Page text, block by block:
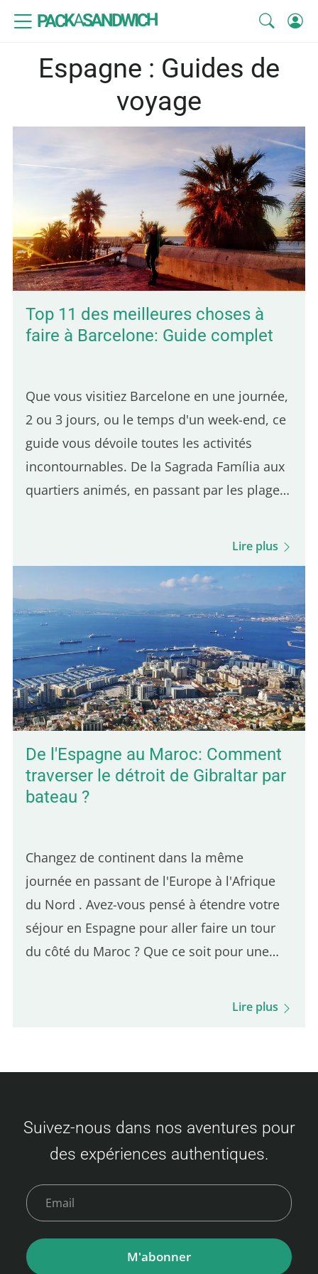
PACKASANDWICH
Espagne : Guides de
voyage
Top 11 des meilleures choses à
faire à Barcelone: Guide complet
Que vous visitiez Barcelone en une journée,
2 ou 3 jours, ou le temps d'un week-end, ce
guide vous dévoile toutes les activités
incontournables. De la Sagrada Família aux
quartiers animés, en passant par les plages
que vous devez savoir pour profiter de votre
Lire plus
De l'Espagne au Maroc: Comment
traverser le détroit de Gibraltar par
bateau ?
Changez de continent dans la même
journée en passant de l'Europe à l'Afrique
du Nord . Avez-vous pensé à étendre votre
séjour en Espagne pour aller faire un tour
du côté du Maroc ? Que ce soit pour une
pour partir à la grande découverte des pays
Lire plus
Suivez-nous dans nos aventures pour
des expériences authentiques.
M'abonner